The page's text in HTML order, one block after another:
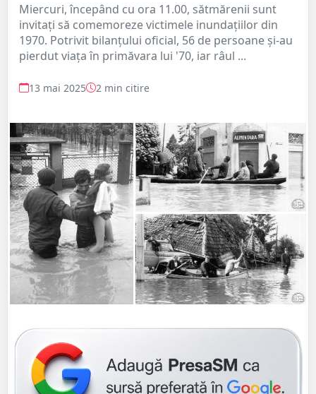
Miercuri, începând cu ora 11.00, sătmărenii sunt
invitați să comemoreze victimele inundațiilor din
1970. Potrivit bilanțului oficial, 56 de persoane și-au
pierdut viața în primăvara lui '70, iar râul ...
13 mai 2025 2 min citire